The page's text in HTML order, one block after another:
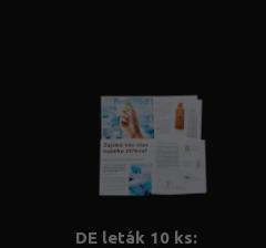
DE leták 10 ks: